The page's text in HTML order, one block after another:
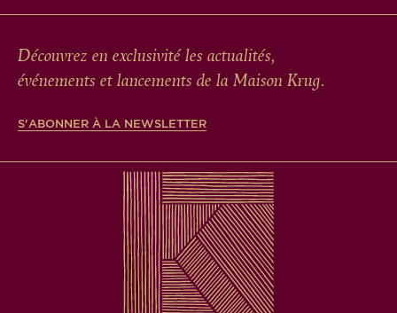
Découvrez en exclusivité les actualités,
événements et lancements de la Maison Krug.
S'ABONNER À LA NEWSLETTER